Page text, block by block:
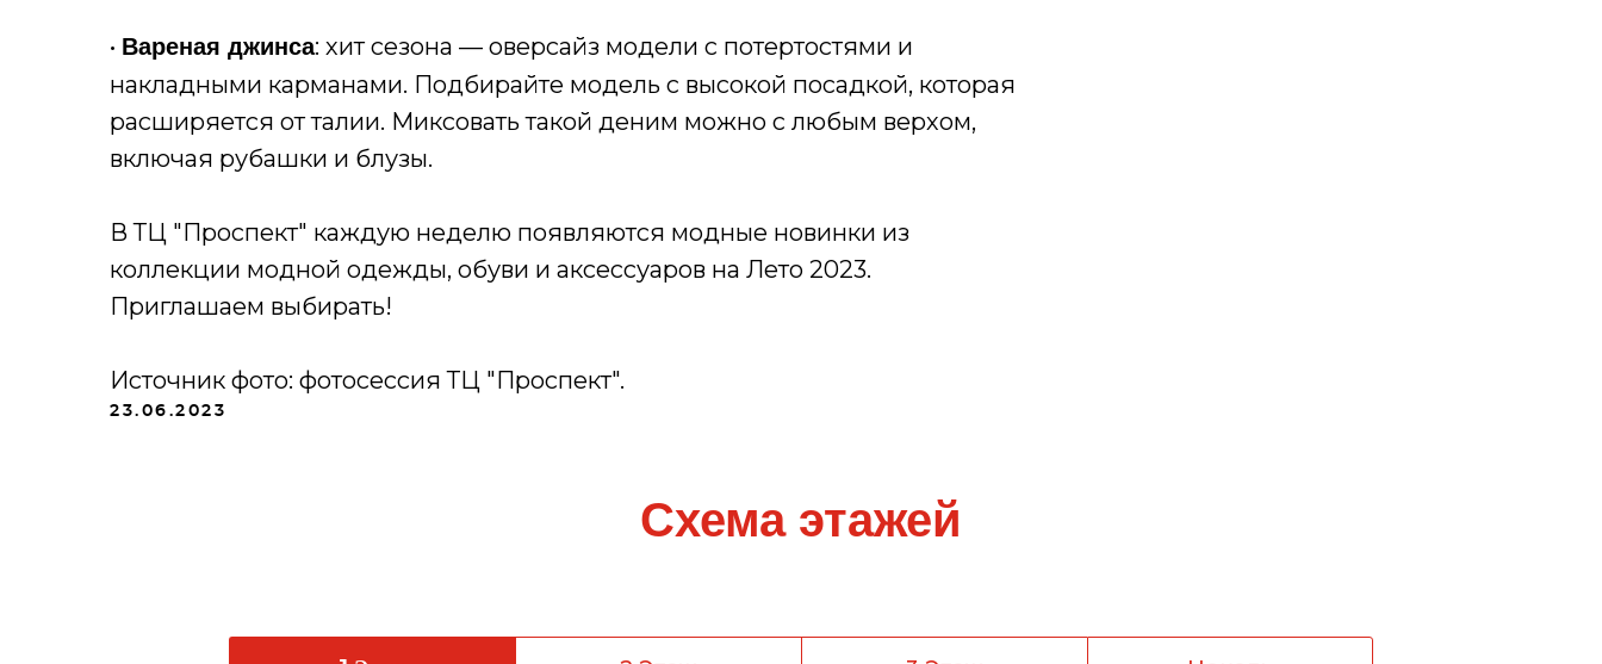
• Вареная джинса: хит сезона — оверсайз модели с потертостями и
накладными карманами. Подбирайте модель с высокой посадкой, которая
расширяется от талии. Миксовать такой деним можно с любым верхом,
включая рубашки и блузы.
В ТЦ "Проспект" каждую неделю появляются модные новинки из
коллекции модной одежды, обуви и аксессуаров на Лето 2023.
Приглашаем выбирать!
Источник фото: фотосессия ТЦ "Проспект".
23.06.2023
Схема этажей